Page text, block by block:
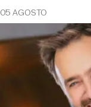
05 AGOSTO